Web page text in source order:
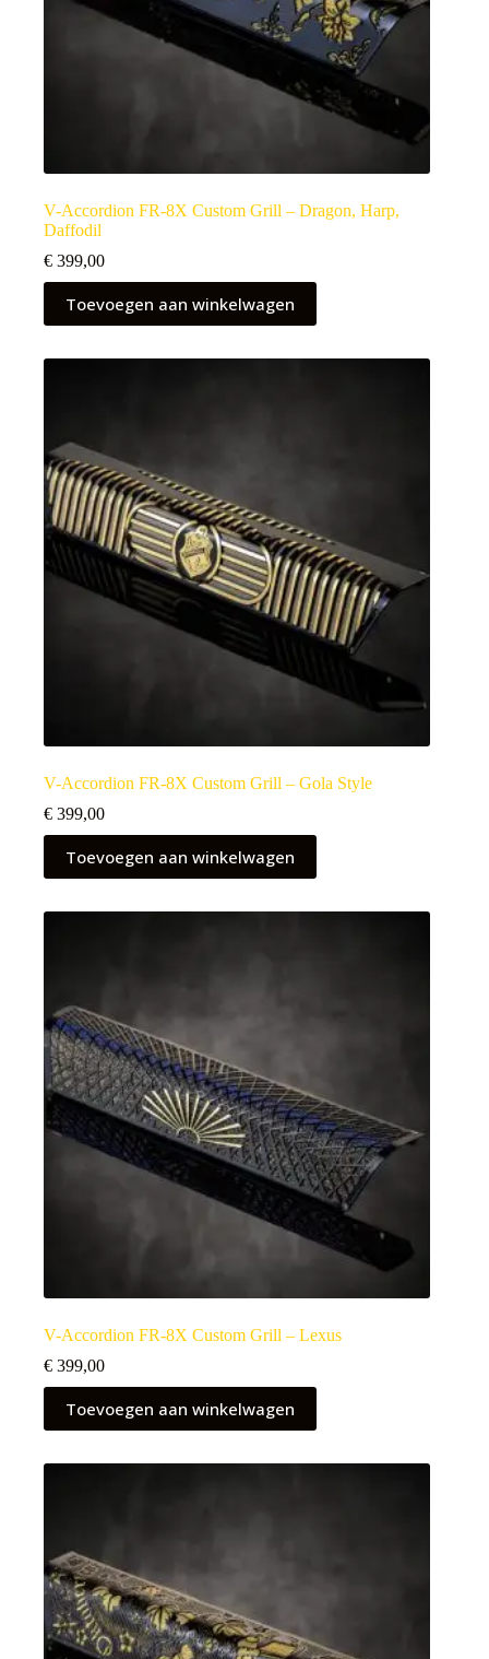
V-Accordion FR-8X Custom Grill – Dragon, Harp,
Daffodil
€ 399,00
Toevoegen aan winkelwagen
V-Accordion FR-8X Custom Grill – Gola Style
€ 399,00
Toevoegen aan winkelwagen
V-Accordion FR-8X Custom Grill – Lexus
€ 399,00
Toevoegen aan winkelwagen